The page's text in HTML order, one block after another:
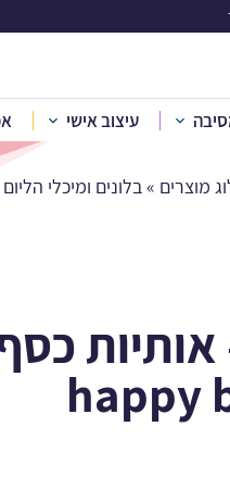
עיצוב אישי
מוצרים »בלונים ומיכלי הליום